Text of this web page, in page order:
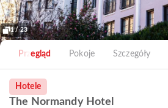
1 / 23
Przegląd Pokoje Szczegóły
Hotele
The Normandy Hotel